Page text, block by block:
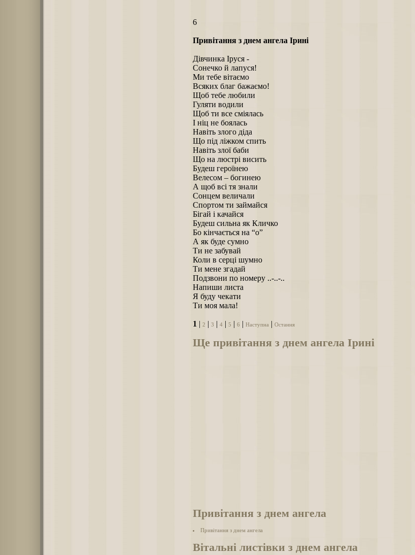
6
Привітання з днем ангела Ірині
Дівчинка Іруся -
Сонечко й лапуся!
Ми тебе вітаємо
Всяких благ бажаємо!
Щоб тебе любили
Гуляти водили
Щоб ти все сміялась
І ніц не боялась
Навіть злого діда
Що під ліжком спить
Навіть злої баби
Що на люстрі висить
Будеш героїнею
Велесом – богинею
А щоб всі тя знали
Сонцем величали
Спортом ти займайся
Бігай і качайся
Будеш сильна як Кличко
Бо кінчається на “о”
А як буде сумно
Ти не забувай
Коли в серці шумно
Ти мене згадай
Подзвони по номеру ..-..-..
Напиши листа
Я буду чекати
Ти моя мала!
1 2 3 4 5 6 Наступна Остання
Ще привітання з днем ангела Ірині
Привітання з днем ангела
Привітання з днем ангела
Вітальні листівки з днем ангела